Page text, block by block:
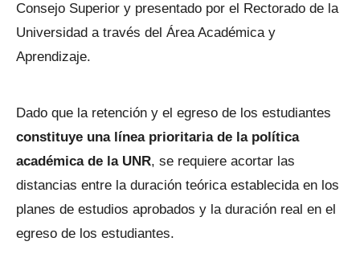
Consejo Superior y presentado por el Rectorado de la
Universidad a través del Área Académica y
Aprendizaje.
Dado que la retención y el egreso de los estudiantes
constituye una línea prioritaria de la política
académica de la UNR, se requiere acortar las
distancias entre la duración teórica establecida en los
planes de estudios aprobados y la duración real en el
egreso de los estudiantes.